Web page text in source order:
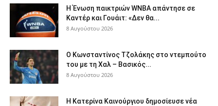
Η Ένωση παικτριών WNBA απάντησε σε
Καντέρ και Γουάιτ: «Δεν θα...
8 Αυγούστου 2026
Ο Κωνσταντίνος Τζολάκης στο ντεμπούτο
του με τη Χαλ – Βασικός...
8 Αυγούστου 2026
Η Κατερίνα Καινούργιου δημοσίευσε νέα